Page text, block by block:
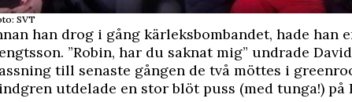
SVT
han drog i gång kärleksbombandet, hade han
”Robin, har du saknat mig” undrade
till senaste gången de två möttes i
utdelade en stor blöt puss (med tunga!) på